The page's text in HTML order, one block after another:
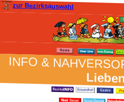
zur Bezirksauswahl
INFO &